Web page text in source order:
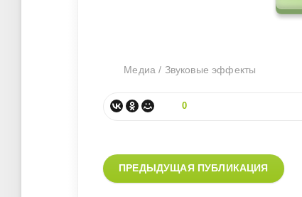
Медиа / Звуковые эффекты
0
ПРЕДЫДУЩАЯ ПУБЛИКАЦИЯ